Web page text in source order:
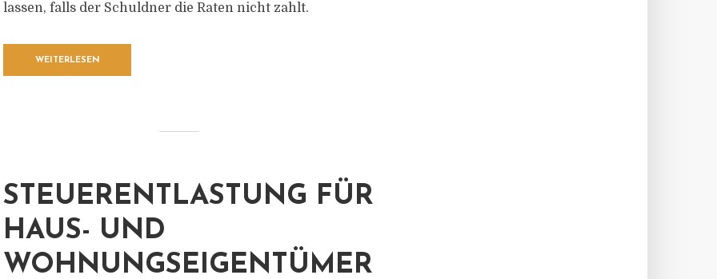
lassen, falls der Schuldner die Raten nicht zahlt.
WEITERLESEN
STEUERENTLASTUNG FÜR
HAUS- UND
WOHNUNGSEIGENTÜMER